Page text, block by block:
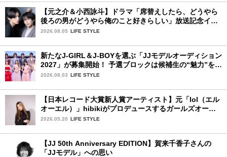
【元之介＆小西詠斗】ドラマ「席替えしたら、どうやら
後ろの男がどうやら俺のこと好きらしい」放送記念イン
タビュー♡ 「自然と詠斗くんが可愛く見えたんです」
2026.08.05 LIFE STYLE
新たなJ-GIRL＆J-BOYを選ぶ「JJモデルオーディション
2027」が募集開始！ 予選ブロックは候補生の“魅力”を重
視した「新システム」に変わります
2026.08.03 LIFE STYLE
【日本レコード大賞新人賞アーティスト】元「lol（エル
オーエル）」hibikiがプロデュースするガールズオーデ
ィションが始動！ 応募は5月31日（日）まで
2026.05.20 LIFE STYLE
【JJ 50th Anniversary EDITION】賀来千香子さんの
「JJモデル」への思い